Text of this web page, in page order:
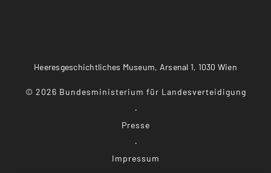
Heeresgeschichtliches Museum, Arsenal 1, 1030 Wien
© 2026 Bundesministerium für Landesverteidigung
Presse
Impressum